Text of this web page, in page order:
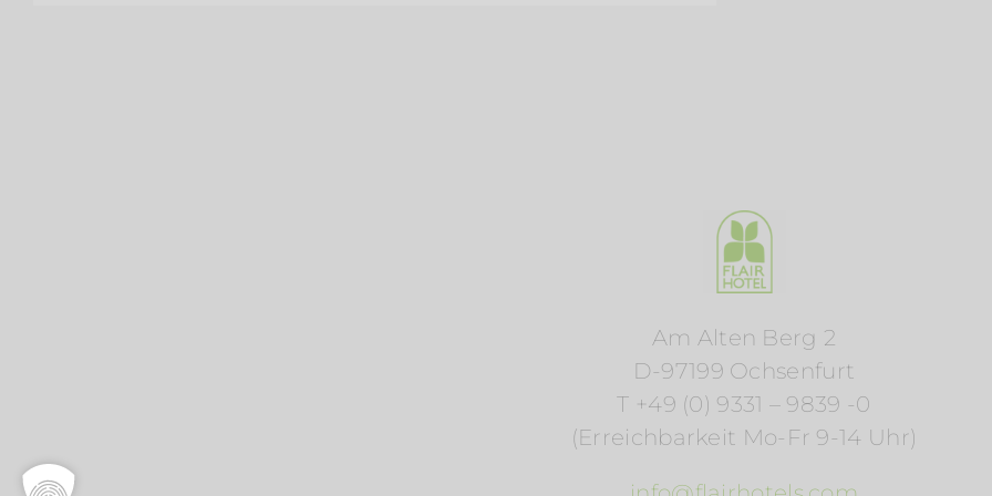
Am Alten Berg 2
D-97199 Ochsenfurt
T +49 (0) 9331 – 9839 -0
(Erreichbarkeit Mo-Fr 9-14 Uhr)